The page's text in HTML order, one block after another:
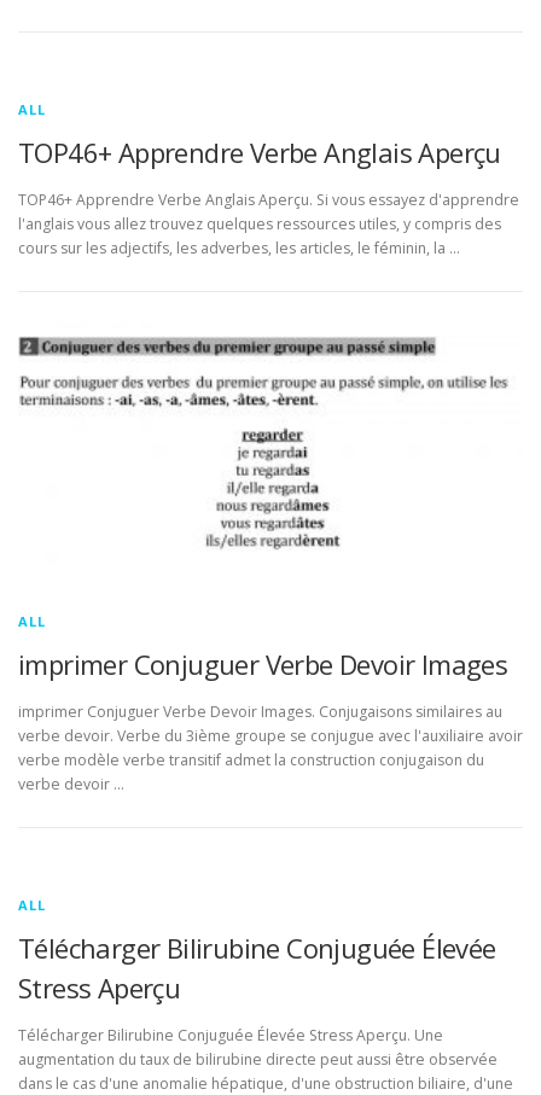
ALL
TOP46+ Apprendre Verbe Anglais Aperçu
TOP46+ Apprendre Verbe Anglais Aperçu. Si vous essayez d'apprendre
l'anglais vous allez trouvez quelques ressources utiles, y compris des
cours sur les adjectifs, les adverbes, les articles, le féminin, la …
ALL
imprimer Conjuguer Verbe Devoir Images
imprimer Conjuguer Verbe Devoir Images. Conjugaisons similaires au
verbe devoir. Verbe du 3ième groupe se conjugue avec l'auxiliaire avoir
verbe modèle verbe transitif admet la construction conjugaison du
verbe devoir …
ALL
Télécharger Bilirubine Conjuguée Élevée
Stress Aperçu
Télécharger Bilirubine Conjuguée Élevée Stress Aperçu. Une
augmentation du taux de bilirubine directe peut aussi être observée
dans le cas d'une anomalie hépatique, d'une obstruction biliaire, d'une